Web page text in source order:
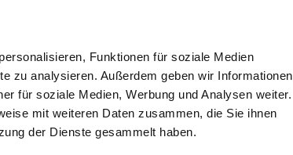
Funktionen für soziale Medien
zu analysieren. Außerdem geben wir Informationen
für soziale Medien, Werbung und Analysen weiter.
mit weiteren Daten zusammen, die Sie ihnen
der Dienste gesammelt haben.